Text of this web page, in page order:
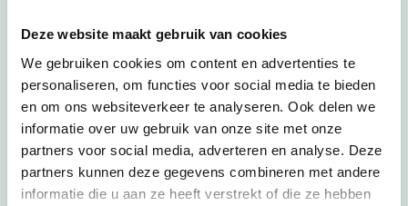
Deze website maakt gebruik van cookies
We gebruiken cookies om content en advertenties te
personaliseren, om functies voor social media te bieden
en om ons websiteverkeer te analyseren. Ook delen we
informatie over uw gebruik van onze site met onze
partners voor social media, adverteren en analyse. Deze
partners kunnen deze gegevens combineren met andere
informatie die u aan ze heeft verstrekt of die ze hebben